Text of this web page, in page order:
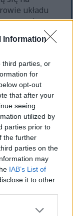
Information
third parties, or
for
opt-out
that after your
seeing
utilized by
parties prior to
the further
parties on the
may
IAB’s List of
it to other
more Google
układu
kulowych
różnych
co
rutyny
i umysł:
UTC
wytrzymałość,
w
co